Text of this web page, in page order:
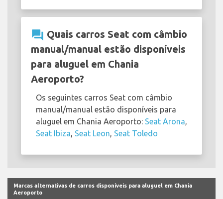
question_answer Quais carros Seat com câmbio
manual/manual estão disponíveis
para aluguel em Chania
Aeroporto?
Os seguintes carros Seat com câmbio
manual/manual estão disponíveis para
aluguel em Chania Aeroporto: Seat Arona,
Seat Ibiza, Seat Leon, Seat Toledo
Marcas alternativas de carros disponíveis para aluguel em Chania
Aeroporto